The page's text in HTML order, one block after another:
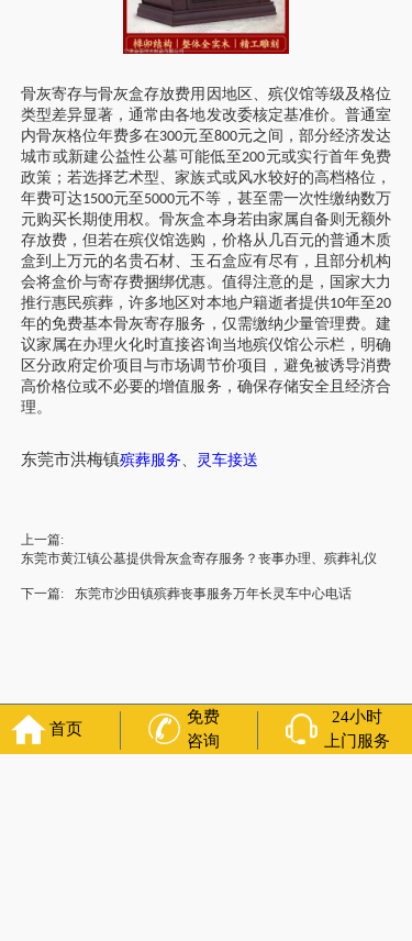
骨灰寄存与骨灰盒存放费用因地区、殡仪馆等级及格位
类型差异显著，通常由各地发改委核定基准价。普通室
内骨灰格位年费多在300元至800元之间，部分经济发达
城市或新建公益性公墓可能低至200元或实行首年免费
政策；若选择艺术型、家族式或风水较好的高档格位，
年费可达1500元至 5000元不等，甚至需一次性缴纳数万
元购买长期使用权。骨灰盒本身若由家属自备则无额外
存放费，但若在殡仪馆选购，价格从几百元的普通木质
盒到上万元的名贵石材、玉石盒应有尽有，且部分机构
会将盒价与寄存费捆绑优惠。值得注意的是，国家大力
推行惠民殡葬，许多地区对本地户籍逝者提供10年至20
年的免费基本骨灰寄存服务，仅需缴纳少量管理费。建
议家属在办理火化时直接咨询当地殡仪馆公示栏，明确
区分政府定价项目与市场调节价项目，避免被诱导消费
高价格位或不必要的增值服务，确保存储安全且经济合
理。
东莞市洪梅镇殡葬服务 灵车接送
上一篇:
东莞市黄江镇公墓提供骨灰盒寄存服务？丧事办理、殡葬礼仪
下一篇: 东莞市沙田镇殡葬丧事服务万年长灵车中心电话
首页
免费
咨询
24小时
上门服务